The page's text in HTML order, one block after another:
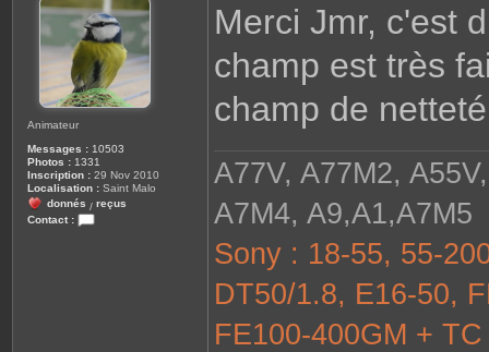
Animateur
Messages : 10503
Photos : 1331
Inscription : 29 Nov 2010
Localisation : Saint Malo
donnés / reçus
Contact :
s
a
Merci Jmr, c'est
champ est très
champ de
A77V, A77M2,
A7M4, A9,A1,A7M5
Sony : 18-55, 55-
DT50/1.8, E16-50,
FE100-400GM +